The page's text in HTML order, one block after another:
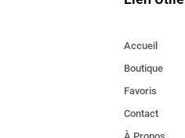
Accueil
Boutique
Favoris
Contact